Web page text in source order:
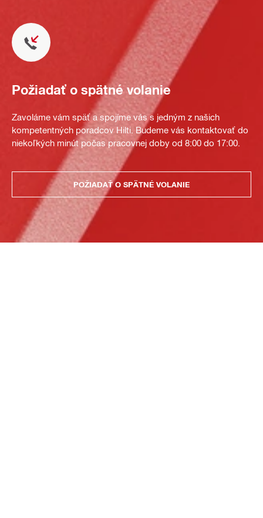
Požiadať o spätné volanie
Zavoláme vám späť a spojíme vás s jedným z našich
kompetentných poradcov Hilti. Budeme vás kontaktovať do
niekoľkých minút počas pracovnej doby od 8:00 do 17:00.
POŽIADAŤ O SPÄTNÉ VOLANIE